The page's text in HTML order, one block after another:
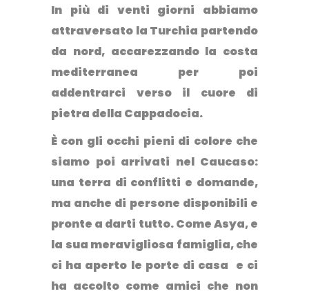
In più di venti giorni abbiamo
attraversato la Turchia partendo
da nord, accarezzando la costa
mediterranea per poi
addentrarci verso il cuore di
pietra della Cappadocia.
È con gli occhi pieni di colore che
siamo poi arrivati nel Caucaso:
una terra di conflitti e domande,
ma anche di persone disponibili e
pronte a darti tutto. Come Asya, e
la sua meravigliosa famiglia, che
ci ha aperto le porte di casa e ci
ha accolto come amici che non